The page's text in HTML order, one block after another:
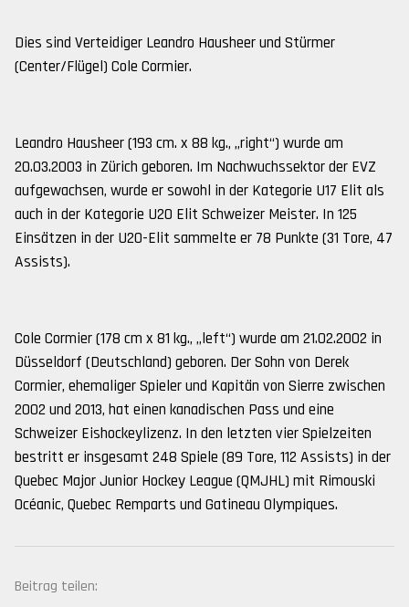
Dies sind Verteidiger Leandro Hausheer und Stürmer
(Center/Flügel) Cole Cormier.
Leandro Hausheer (193 cm. x 88 kg., „right“) wurde am
20.03.2003 in Zürich geboren. Im Nachwuchssektor der EVZ
aufgewachsen, wurde er sowohl in der Kategorie U17 Elit als
auch in der Kategorie U20 Elit Schweizer Meister. In 125
Einsätzen in der U20-Elit sammelte er 78 Punkte (31 Tore, 47
Assists).
Cole Cormier (178 cm x 81 kg., „left“) wurde am 21.02.2002 in
Düsseldorf (Deutschland) geboren. Der Sohn von Derek
Cormier, ehemaliger Spieler und Kapitän von Sierre zwischen
2002 und 2013, hat einen kanadischen Pass und eine
Schweizer Eishockeylizenz. In den letzten vier Spielzeiten
bestritt er insgesamt 248 Spiele (89 Tore, 112 Assists) in der
Quebec Major Junior Hockey League (QMJHL) mit Rimouski
Océanic, Quebec Remparts und Gatineau Olympiques.
Beitrag teilen: